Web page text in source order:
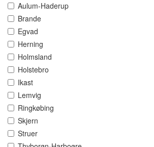
Aulum-Haderup
Brande
Egvad
Herning
Holmsland
Holstebro
Ikast
Lemvig
Ringkøbing
Skjern
Struer